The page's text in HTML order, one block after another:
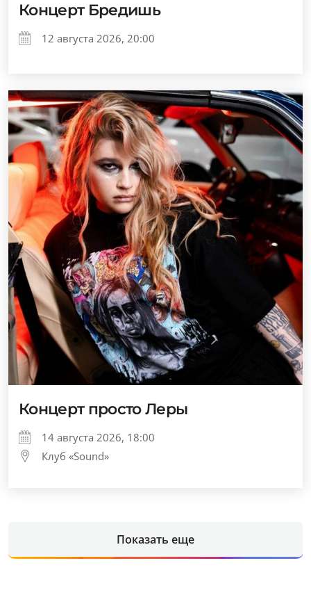
Концерт Бредишь
12 августа 2026, 20:00
Концерт просто Леры
14 августа 2026, 18:00
Клуб «Sound»
Показать еще